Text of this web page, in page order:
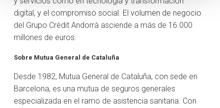
digital, y el compromiso social. El volumen de negocio
del Grupo Crèdit Andorrà asciende a más de 16.000
millones de euros.
Sobre Mutua General de Cataluña
Desde 1982, Mutua General de Cataluña, con sede en
Barcelona, es una mutua de seguros generales
especializada en el ramo de asistencia sanitaria. Con